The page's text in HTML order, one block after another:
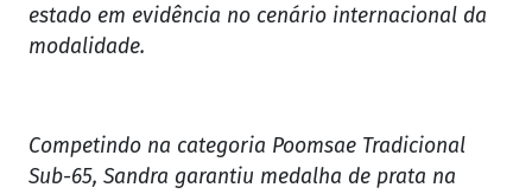
estado em evidência no cenário internacional da
modalidade.
Competindo na categoria Poomsae Tradicional
Sub-65, Sandra garantiu medalha de prata na